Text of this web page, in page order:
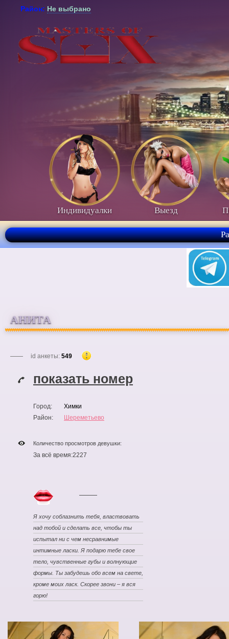
Район: Не выбрано
Индивидуалки Выезд
АНИТА
id анкеты: 549
показать номер
Город:
Химки
Район:
Шереметьево
Количество просмотров девушки:
За всё время:2227
Я хочу соблазнить тебя, властвовать
над тобой и сделать все, чтобы ты
испытал ни с чем несравнимые
интимные ласки. Я подарю тебе свое
тело, чувственные губы и волнующие
формы. Ты забудешь обо всем на свете,
кроме моих ласк. Скорее звони – я вся
горю!